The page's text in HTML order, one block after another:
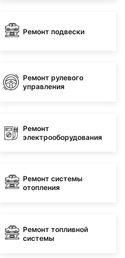
Ремонт подвески
Ремонт рулевого
управления
Ремонт
электрооборудования
Ремонт системы
отопления
Ремонт топливной
системы